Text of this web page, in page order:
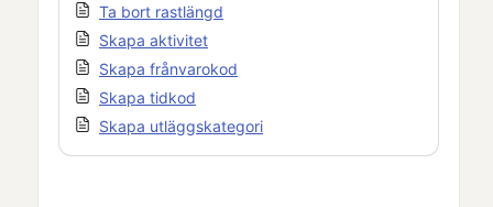
Ta bort rastlängd
Skapa aktivitet
Skapa frånvarokod
Skapa tidkod
Skapa utläggskategori